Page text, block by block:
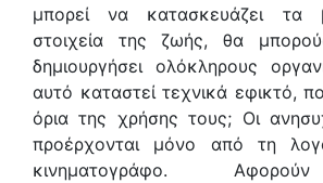
μπορεί να κατασκευάζει τα
στοιχεία της ζωής, θα
δημιουργήσει ολόκληρους
αυτό καταστεί τεχνικά εφικτό,
όρια της χρήσης τους; Οι
προέρχονται μόνο από τη
κινηματογράφο.